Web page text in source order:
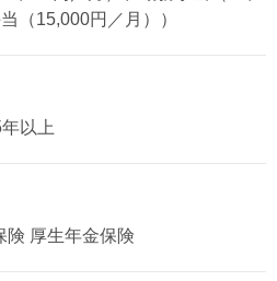
（15,000円／月））
以上
険 厚生年金保険